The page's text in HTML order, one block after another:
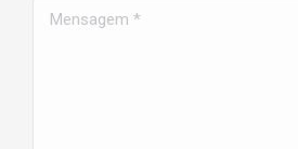
Mensagem *